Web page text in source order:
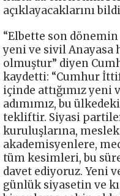
açıklayacaklarını
“Elbette son
yeni ve sivil
olmuştur” diyen
kaydetti: “Cumhur
içinde attığımız yeni
adımımız, bu
tekliftir. Siyasi
kuruluşlarına,
akademisyenlere,
tüm kesimleri, bu
davet ediyoruz. Yeni
günlük siyasetin ve